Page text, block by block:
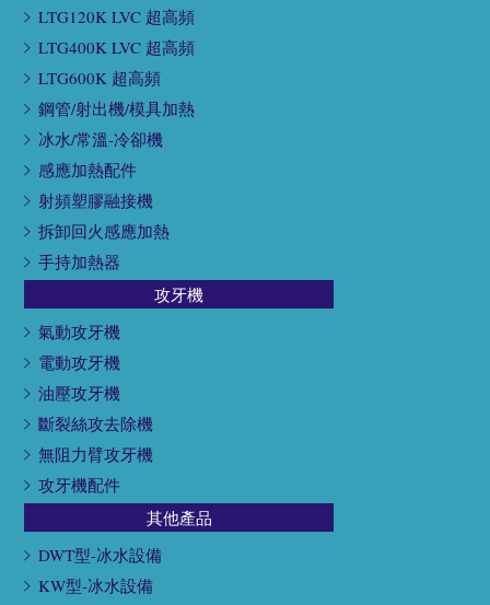
LTG120K LVC 超高頻
LTG400K LVC 超高頻
LTG600K 超高頻
鋼管/射出機/模具加熱
冰水/常溫-冷卻機
感應加熱配件
射頻塑膠融接機
拆卸回火感應加熱
手持加熱器
攻牙機
氣動攻牙機
電動攻牙機
油壓攻牙機
斷裂絲攻去除機
無阻力臂攻牙機
攻牙機配件
其他產品
DWT型-冰水設備
KW型-冰水設備